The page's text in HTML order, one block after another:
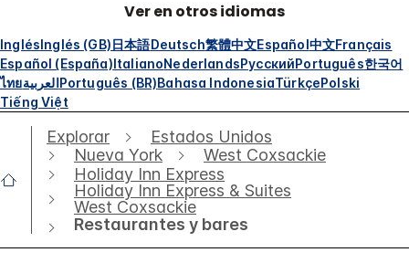
Ver en otros idiomas
InglésInglés (GB)日本語Deutsch繁體中文Español中文Français
Español (España)ItalianoNederlandsРусскийPortuguês한국어
ไทยالعربيةPortuguês (BR)Bahasa IndonesiaTürkçePolski
Tiếng Việt
Explorar
Estados Unidos
Nueva York
West Coxsackie
Holiday Inn Express
Holiday Inn Express & Suites
West Coxsackie
Restaurantes y bares